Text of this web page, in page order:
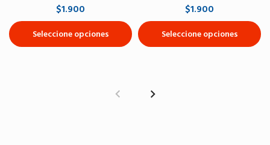
$1.900
Seleccione opciones
$1.900
Seleccione opciones